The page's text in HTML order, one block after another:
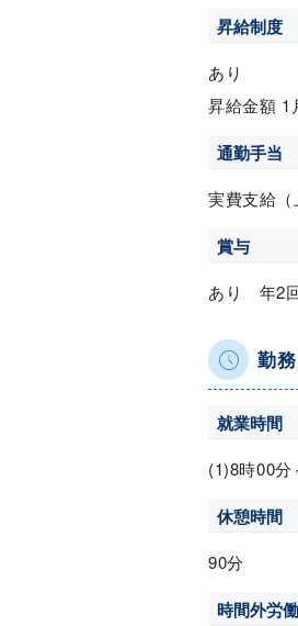
昇給制度
あり
昇給金額 1
通勤手当
実費支給
賞与
あり 年2
勤
就業時間
(1)8時00分
休憩時間
90分
時間外労働